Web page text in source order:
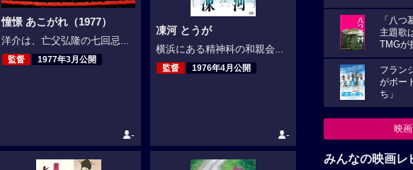
憧憬 あこがれ（1977）
洋介は、亡父弘隆の七回忌...
監督 1977年3月公開
-
凍河 とうが
横浜にある精神科の和親会...
監督 1976年4月公開
-
「八つ
主題歌
TMGが
フラン
がボー
ち」
映
みんなの映画レ